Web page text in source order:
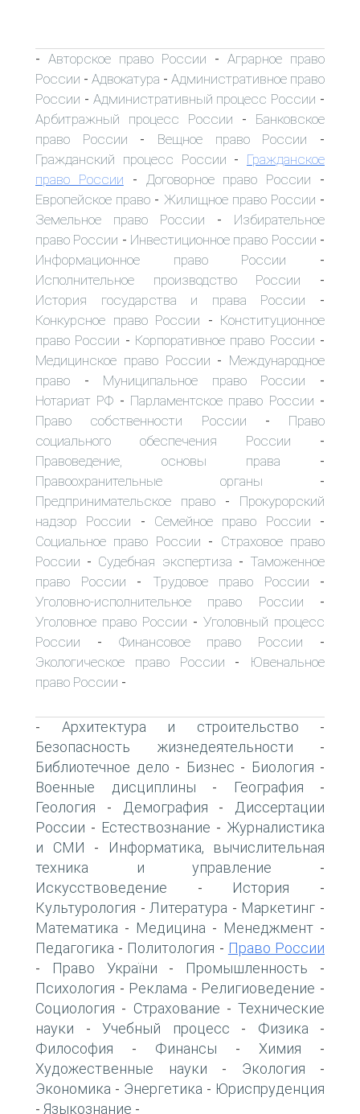
- Авторское право России - Аграрное право
России - Адвокатура - Административное право
России - Административный процесс России -
Арбитражный процесс России - Банковское
право России - Вещное право России -
Гражданский процесс России - Гражданское
право России - Договорное право России -
Европейское право - Жилищное право России -
Земельное право России - Избирательное
право России - Инвестиционное право России -
Информационное право России -
Исполнительное производство России -
История государства и права России -
Конкурсное право России - Конституционное
право России - Корпоративное право России -
Медицинское право России - Международное
право - Муниципальное право России -
Нотариат РФ - Парламентское право России -
Право собственности России - Право
социального обеспечения России -
Правоведение, основы права -
Правоохранительные органы -
Предпринимательское право - Прокурорский
надзор России - Семейное право России -
Социальное право России - Страховое право
России - Судебная экспертиза - Таможенное
право России - Трудовое право России -
Уголовно-исполнительное право России -
Уголовное право России - Уголовный процесс
России - Финансовое право России -
Экологическое право России -
Ювенальное
право России -
- Архитектура и строительство -
Безопасность жизнедеятельности -
Библиотечное дело - Бизнес - Биология -
Военные дисциплины - География -
Геология - Демография -
Диссертации
России - Естествознание - Журналистика
и СМИ -
Информатика, вычислительная
техника и управление -
Искусствоведение - История -
Культурология - Литература - Маркетинг -
Математика - Медицина - Менеджмент -
Педагогика - Политология - Право России
- Право України - Промышленность -
Психология - Реклама - Религиоведение -
Социология - Страхование - Технические
науки - Учебный процесс - Физика -
Философия - Финансы - Химия -
Художественные науки - Экология -
Экономика - Энергетика - Юриспруденция
- Языкознание -